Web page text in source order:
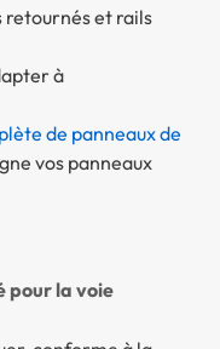
retournés et rails
à
de panneaux de
vos panneaux
pour la voie